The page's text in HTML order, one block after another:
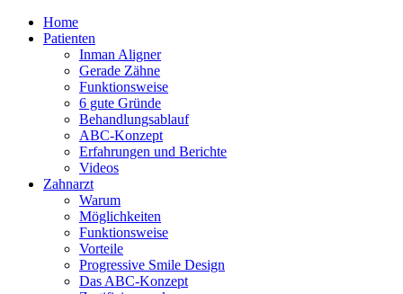
Home
Patienten
Inman Aligner
Gerade Zähne
Funktionsweise
6 gute Gründe
Behandlungsablauf
ABC-Konzept
Erfahrungen und Berichte
Videos
Zahnarzt
Warum
Möglichkeiten
Funktionsweise
Vorteile
Progressive Smile Design
Das ABC-Konzept